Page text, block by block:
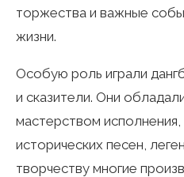
торжества и важные
жизни.
Особую роль играли
и сказители. Они
мастерством исполнения,
исторических песен,
творчеству многие